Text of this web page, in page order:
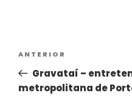
ANTERIOR
Gravataí –
metropolitana de